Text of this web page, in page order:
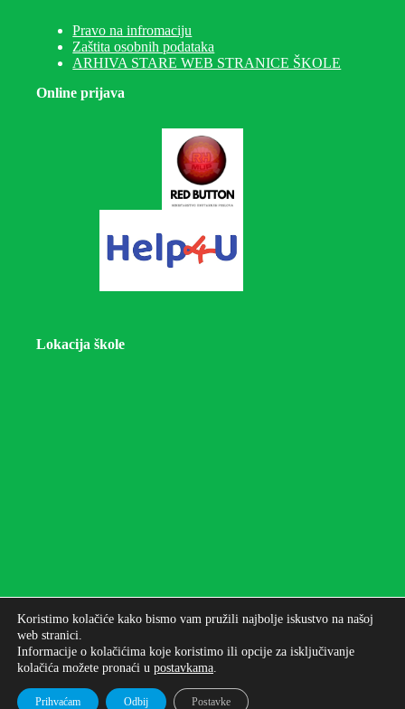
Pravo na infromaciju
Zaštita osobnih podataka
ARHIVA STARE WEB STRANICE ŠKOLE
Online prijava
Lokacija škole
Autorska prava © 2026 - Osnovna škola bana Josipa
Jelačića Zagreb
Koristimo kolačiće kako bismo vam pružili najbolje iskustvo na našoj
web stranici.
Informacije o kolačićima koje koristimo ili opcije za isključivanje
kolačića možete pronaći u postavkama.
Prihvaćam Odbij Postavke